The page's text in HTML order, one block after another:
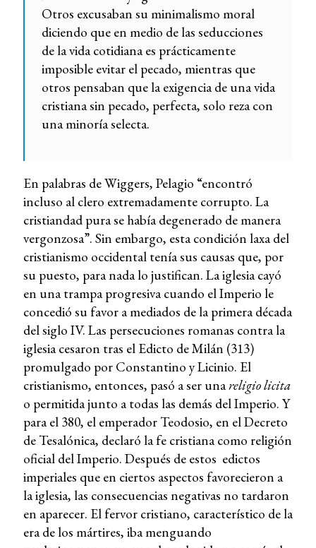
Otros excusaban su minimalismo moral
diciendo que en medio de las seducciones
de la vida cotidiana es prácticamente
imposible evitar el pecado, mientras que
otros pensaban que la exigencia de una vida
cristiana sin pecado, perfecta, solo reza con
una minoría selecta.
En palabras de Wiggers, Pelagio “encontró
incluso al clero extremadamente corrupto. La
cristiandad pura se había degenerado de manera
vergonzosa”. Sin embargo, esta condición laxa del
cristianismo occidental tenía sus causas que, por
su puesto, para nada lo justifican. La iglesia cayó
en una trampa progresiva cuando el Imperio le
concedió su favor a mediados de la primera década
del siglo IV. Las persecuciones romanas contra la
iglesia cesaron tras el Edicto de Milán (313)
promulgado por Constantino y Licinio. El
cristianismo, entonces, pasó a ser unareligio licita
o permitida junto a todas las demás del Imperio. Y
para el 380, el emperador Teodosio, en el Decreto
de Tesalónica, declaró la fe cristiana como religión
oficial del Imperio. Después de estos edictos
imperiales que en ciertos aspectos favorecieron a
la iglesia, las consecuencias negativas no tardaron
en aparecer. El fervor cristiano, característico de la
era de los mártires, iba menguando